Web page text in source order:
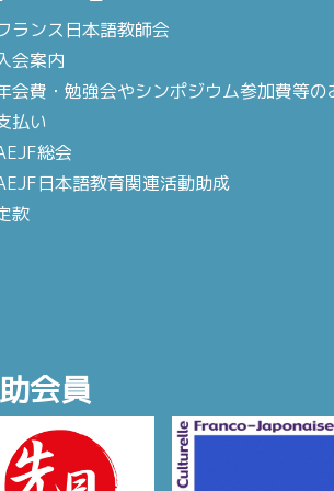
ランス日本語教師会
会案内
会費・勉強会やシンポジウム参加費等の
払い
総会
日本語教育関連活動助成
款
会員